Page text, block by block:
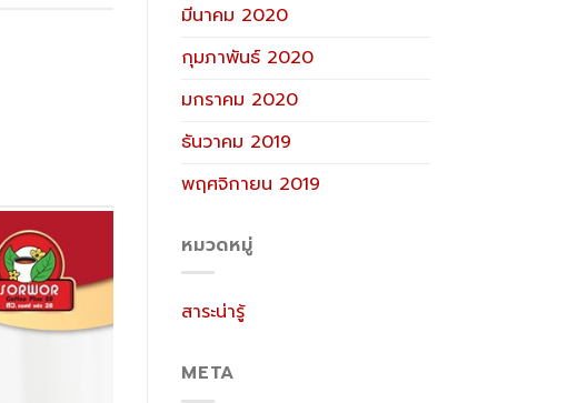
มีนาคม 2020
กุมภาพันธ์ 2020
มกราคม 2020
ธันวาคม 2019
พฤศจิกายน 2019
หมวดหมู่
สาระน่ารู้
META